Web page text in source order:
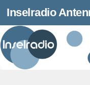
Zum Inhalt
Inselradio